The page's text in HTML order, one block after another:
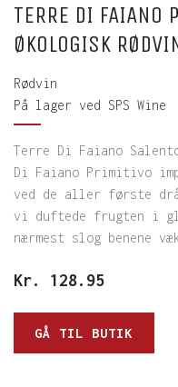
TERRE DI FAIANO
ØKOLOGISK
Rødvin
På lager ved SPS Wine
Terre Di Faiano
Di Faiano Primitivo
ved de aller første
vi duftede frugten i
nærmest slog benene
Kr. 128.95
GÅ TIL BUTIK